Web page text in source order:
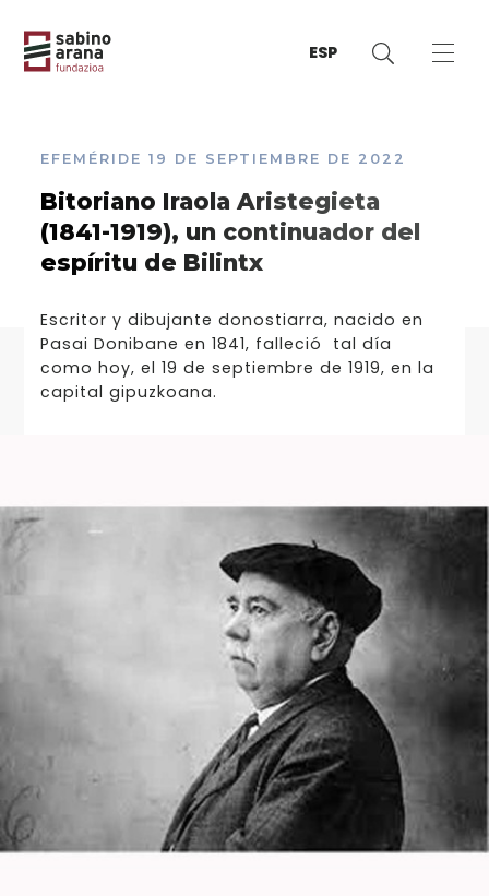
ESP
EFEMÉRIDE 19 DE SEPTIEMBRE DE 2022
Bitoriano Iraola Aristegieta
(1841-1919), un continuador del
espíritu de Bilintx
Escritor y dibujante donostiarra, nacido en
Pasai Donibane en 1841, falleció tal día
como hoy, el 19 de septiembre de 1919, en la
capital gipuzkoana.